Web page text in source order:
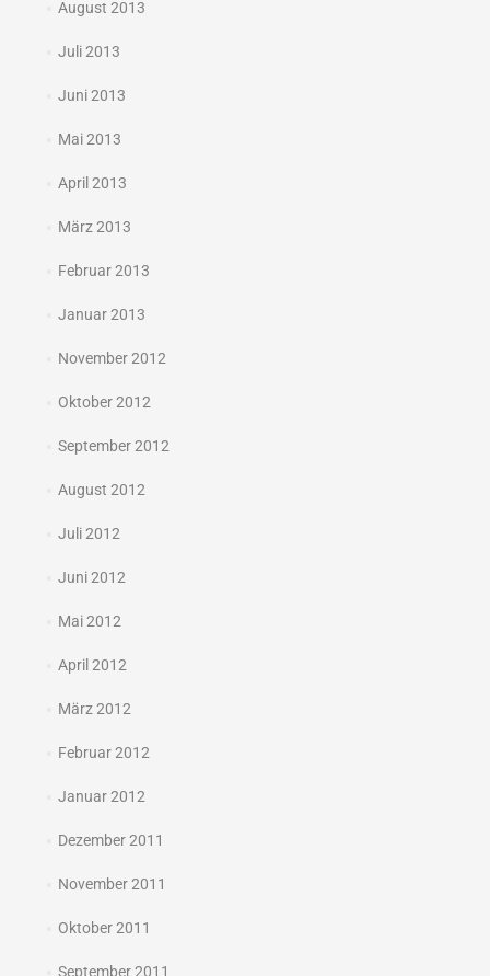
August 2013
Juli 2013
Juni 2013
Mai 2013
April 2013
März 2013
Februar 2013
Januar 2013
November 2012
Oktober 2012
September 2012
August 2012
Juli 2012
Juni 2012
Mai 2012
April 2012
März 2012
Februar 2012
Januar 2012
Dezember 2011
November 2011
Oktober 2011
September 2011